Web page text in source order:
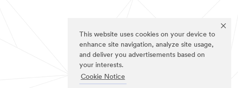
This website uses cookies on your device to
enhance site navigation, analyze site usage,
and deliver you advertisements based on
your interests.
Cookie Notice